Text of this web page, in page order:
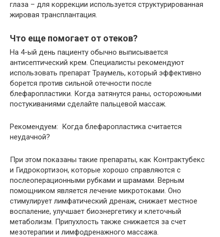
глаза – для коррекции используется структурированная
жировая трансплантация.
Что еще помогает от отеков?
На 4-ый день пациенту обычно выписывается
антисептический крем. Специалисты рекомендуют
использовать препарат Траумель, который эффективно
борется против сильной отечности после
блефаропластики. Когда затянутся раны, осторожными
постукиваниями сделайте пальцевой массаж.
Рекомендуем: Когда блефаропластика считается
неудачной?
При этом показаны такие препараты, как Контрактубекс
и Гидрокортизон, которые хорошо справляются с
послеоперационными рубками и шрамами. Верным
помощником является лечение микротоками. Оно
стимулирует лимфатический дренаж, снижает местное
воспаление, улучшает биоэнергетику и клеточный
метаболизм. Припухлость также снижается за счет
мезотерапии и лимфодренажного массажа.